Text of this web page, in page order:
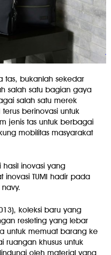
tas, bukanlah sekedar
salah satu bagian gaya
salah satu merek
berinovasi untuk
jenis tas untuk berbagai
mobilitas masyarakat
hasil inovasi yang
inovasi TUMI hadir pada
koleksi baru yang
resleting yang lebar
untuk memuat barang ke
ruangan khusus untuk
oleh material yang